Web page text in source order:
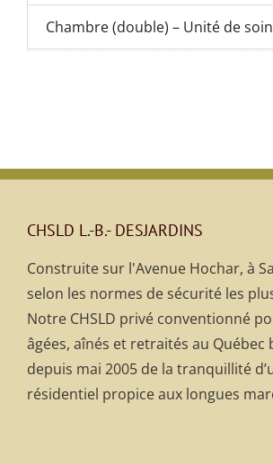
Chambre (double) – Unité de
CHSLD L.-B.- DESJARDINS
Construite sur l'Avenue Hochar, à
selon les normes de sécurité les
Notre CHSLD privé conventionné
âgées, aînés et retraités au Québec
depuis mai 2005 de la tranquillité
résidentiel propice aux longues